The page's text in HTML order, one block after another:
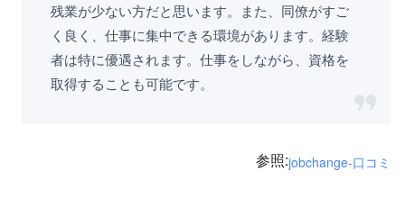
残業が少ない方だと思います。また、同僚がすご
く良く、仕事に集中できる環境があります。経験
者は特に優遇されます。仕事をしながら、資格を
取得することも可能です。
参照:jobchange-口コミ